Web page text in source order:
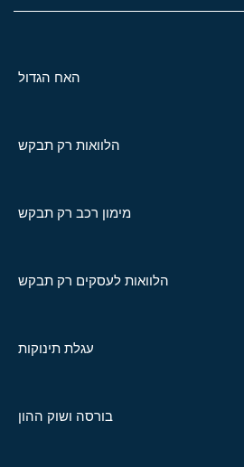
האח הגדול
הלוואות רק תבקש
מימון רכב רק תבקש
הלוואות לעסקים רק תבקש
עגלת תינוקות
בורסה ושוק ההון